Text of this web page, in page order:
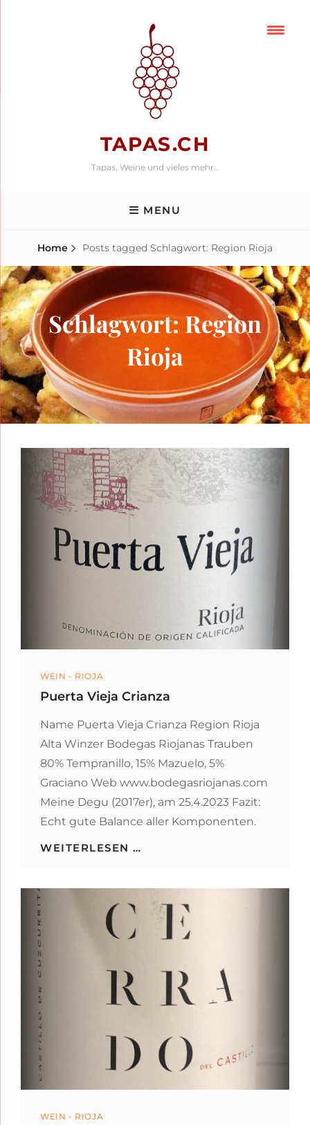
TAPAS.CH
Tapas, Weine und vieles mehr…
MENU
Home Posts tagged Schlagwort: Region Rioja
Schlagwort:Region
Rioja
Categories
WEIN - RIOJA
Puerta Vieja Crianza
Name Puerta Vieja Crianza Region Rioja
Alta Winzer Bodegas Riojanas Trauben
80% Tempranillo, 15% Mazuelo, 5%
Graciano Web www.bodegasriojanas.com
Meine Degu (2017er), am 25.4.2023 Fazit:
Echt gute Balance aller Komponenten.
WEITERLESEN …
Categories
WEIN - RIOJA